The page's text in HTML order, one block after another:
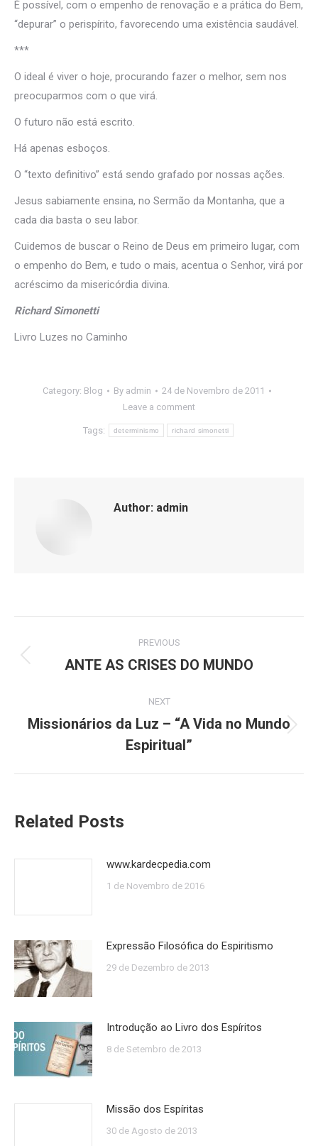
É possível, com o empenho de renovação e a prática do Bem,
“depurar” o perispírito, favorecendo uma existência saudável.
***
O ideal é viver o hoje, procurando fazer o melhor, sem nos
preocuparmos com o que virá.
O futuro não está escrito.
Há apenas esboços.
O “texto definitivo” está sendo grafado por nossas ações.
Jesus sabiamente ensina, no Sermão da Montanha, que a
cada dia basta o seu labor.
Cuidemos de buscar o Reino de Deus em primeiro lugar, com
o empenho do Bem, e tudo o mais, acentua o Senhor, virá por
acréscimo da misericórdia divina.
Richard Simonetti
Livro Luzes no Caminho
Category: Blog By admin
24 de Novembro de 2011
Leave a comment
Tags: determinismo richard simonetti
Author: admin
navigation
PREVIOUS
Previous
ANTE AS CRISES DO MUNDO
NEXT
Next
post:
Missionários da Luz – “A Vida no Mundo
Espiritual”
Related Posts
www.kardecpedia.com
1 de Novembro de 2016
Expressão Filosófica do Espiritismo
29 de Dezembro de 2013
Introdução ao Livro dos Espíritos
8 de Setembro de 2013
Missão dos Espíritas
30 de Agosto de 2013